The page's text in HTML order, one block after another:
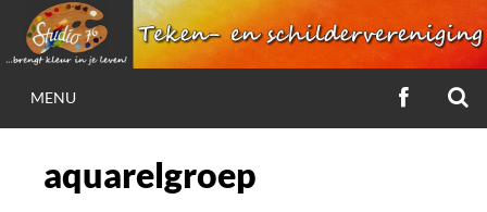
naar
de
inhoud
STUDIO 76
…brengt kleur in je leven!
MENU
VOLG
aquarelgroep